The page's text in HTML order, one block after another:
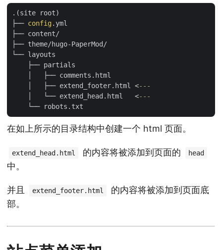
.(site root)
├── config.yml
├── content/
├── theme/hugo-PaperMod/
└── layouts
    ├── partials
    │   ├── comments.html
    │   ├── extend_footer.html <
---
    │   └── extend_head.html   <
---
在如上所示的目录结构中创建一个 html 页面。
extend_head.html 的内容将被添加到页面的 head
中。
并且 extend_footer.html
的内容将被添加到页面底
部。